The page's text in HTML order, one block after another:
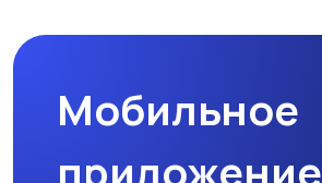
Мобильное
приложение